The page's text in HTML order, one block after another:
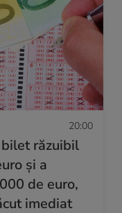
20:00
răzuibil
și a
de euro,
imediat